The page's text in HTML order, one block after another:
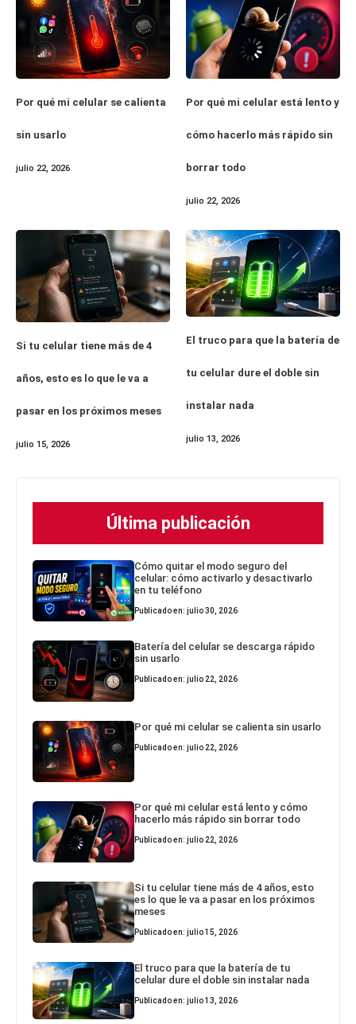
Por qué mi celular se calienta
sin usarlo
julio 22, 2026
Por qué mi celular está lento y
cómo hacerlo más rápido sin
borrar todo
julio 22, 2026
Si tu celular tiene más de 4
años, esto es lo que le va a
pasar en los próximos meses
julio 15, 2026
El truco para que la batería de
tu celular dure el doble sin
instalar nada
julio 13, 2026
Última publicación
Cómo quitar el modo seguro del
celular: cómo activarlo y desactivarlo
en tu teléfono
Publicado en: julio 30, 2026
Batería del celular se descarga rápido
sin usarlo
Publicado en: julio 22, 2026
Por qué mi celular se calienta sin usarlo
Publicado en: julio 22, 2026
Por qué mi celular está lento y cómo
hacerlo más rápido sin borrar todo
Publicado en: julio 22, 2026
Si tu celular tiene más de 4 años, esto
es lo que le va a pasar en los próximos
meses
Publicado en: julio 15, 2026
El truco para que la batería de tu
celular dure el doble sin instalar nada
Publicado en: julio 13, 2026